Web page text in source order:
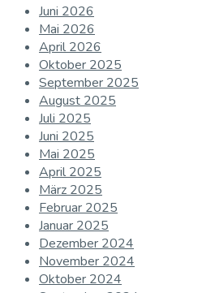
Juni 2026
Mai 2026
April 2026
Oktober 2025
September 2025
August 2025
Juli 2025
Juni 2025
Mai 2025
April 2025
März 2025
Februar 2025
Januar 2025
Dezember 2024
November 2024
Oktober 2024